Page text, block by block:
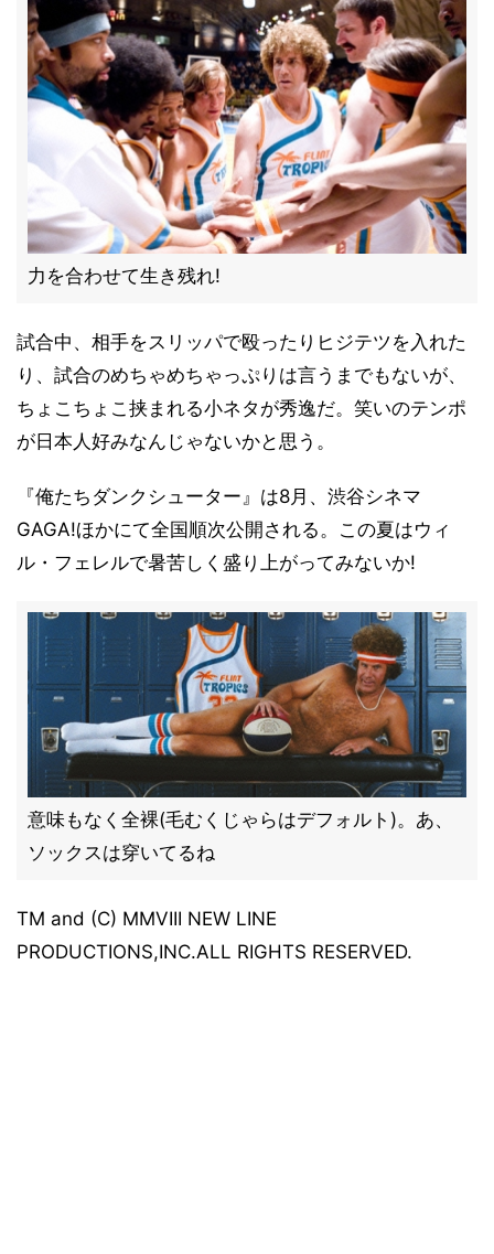
力を合わせて生き残れ!
試合中、相手をスリッパで殴ったりヒジテツを入れた
り、試合のめちゃめちゃっぷりは言うまでもないが、
ちょこちょこ挟まれる小ネタが秀逸だ。笑いのテンポ
が日本人好みなんじゃないかと思う。
『俺たちダンクシューター』は8月、渋谷シネマ
GAGA!ほかにて全国順次公開される。この夏はウィ
ル・フェレルで暑苦しく盛り上がってみないか!
意味もなく全裸(毛むくじゃらはデフォルト)。あ、
ソックスは穿いてるね
TM and (C) MMVIII NEW LINE
PRODUCTIONS,INC.ALL RIGHTS RESERVED.